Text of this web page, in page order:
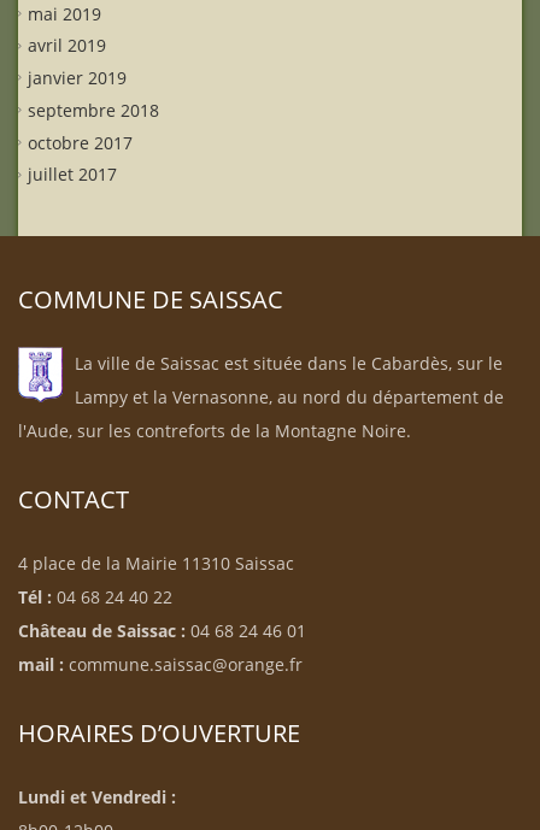
mai 2019
avril 2019
janvier 2019
septembre 2018
octobre 2017
juillet 2017
COMMUNE DE SAISSAC
La ville de Saissac est située dans le Cabardès, sur le
Lampy et la Vernasonne, au nord du département de
l'Aude, sur les contreforts de la Montagne Noire.
CONTACT
4 place de la Mairie 11310 Saissac
Tél : 04 68 24 40 22
Château de Saissac : 04 68 24 46 01
mail : commune.saissac@orange.fr
HORAIRES D’OUVERTURE
Lundi et Vendredi :